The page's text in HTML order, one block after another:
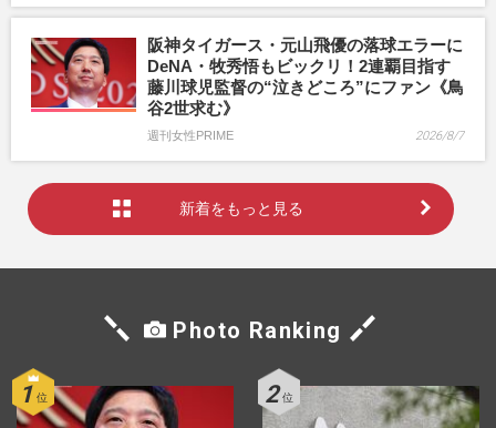
阪神タイガース・元山飛優の落球エラーに
DeNA・牧秀悟もビックリ！2連覇目指す
藤川球児監督の“泣きどころ”にファン《鳥
谷2世求む》
週刊女性PRIME 2026/8/7
新着をもっと見る
Photo Ranking